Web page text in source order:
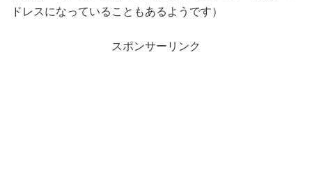
ドレスになっていることもあるようです）
スポンサーリンク